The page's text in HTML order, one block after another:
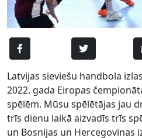
Latvijas sieviešu handbola
2022. gada Eiropas
spēlēm. Mūsu spēlētājas jau
trīs dienu laikā aizvadīs trīs
un Bosnijas un Hercegovinas